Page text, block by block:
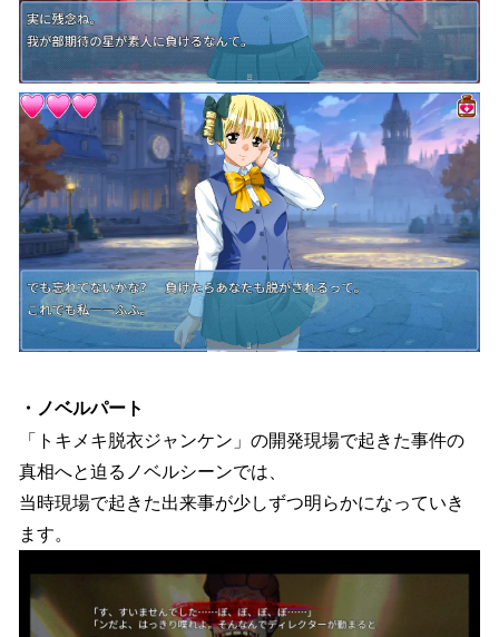
・ノベルパート
「トキメキ脱衣ジャンケン」の開発現場で起きた事件の
真相へと迫るノベルシーンでは、
当時現場で起きた出来事が少しずつ明らかになっていき
ます。